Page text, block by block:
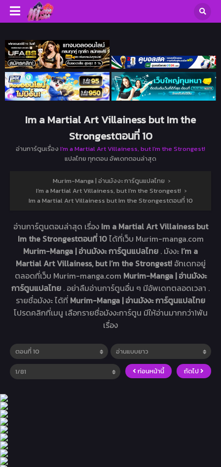
Im a Martial Art Villainess but Im the
Strongestตอนที่ 10
อ่านการ์ตูนเรื่อง I’m a Martial Art Villainess, but I’m the Strongest!
แปลไทย ทุกตอน อัพเดทตอนล่าสุด
Murim-Manga | อ่านมังงะ การ์ตูนแปลไทย ›
I’m a Martial Art Villainess, but I’m the Strongest! ›
Im a Martial Art Villainess but Im the Strongestตอนที่ 10
อ่านการ์ตูนตอนล่าสุด เรื่อง Im a Martial Art Villainess but
Im the Strongestตอนที่ 10ได้ที่เว็บ Murim-manga.com
Murim-Manga | อ่านมังงะ การ์ตูนแปลไทย . มังงะ I’m a
Martial Art Villainess, but I’m the Strongest! อัทเดทอยู่
ตลอดที่เว็บ Murim-manga.com Murim-Manga | อ่านมังงะ
การ์ตูนแปลไทย . อย่าลืมอ่านการ์ตูนอื่น ๆ มีอัพเดทตลอดเวลา .
รายชื่อมังงะ ได้ที่ Murim-Manga | อ่านมังงะ การ์ตูนแปลไทย
โปรดคลิกที่เมนู เลือกรายชื่อมังงะการ์ตูน มีให้อ่านมากกว่า1พัน
เรื่อง
ก่อนหน้านี้ ถัดไป